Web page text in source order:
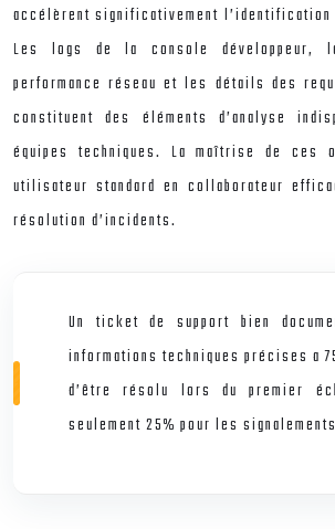
accélèrent significativement
Les logs de la console développeur,
performance réseau et les détails des
constituent des éléments d’analyse
équipes techniques. La maîtrise de ces
utilisateur standard en collaborateur
résolution d’incidents.
Un ticket de support bien
informations techniques précises a
d’être résolu lors du premier
seulement 25% pour les